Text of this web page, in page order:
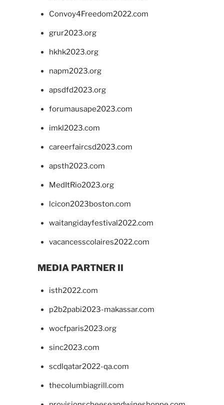
Convoy4Freedom2022.com
grur2023.org
hkhk2023.org
napm2023.org
apsdfd2023.org
forumausape2023.com
imkl2023.com
careerfaircsd2023.com
apsth2023.com
MedItRio2023.org
lcicon2023boston.com
waitangidayfestival2022.com
vacancesscolaires2022.com
MEDIA PARTNER II
isth2022.com
p2b2pabi2023-makassar.com
wocfparis2023.org
sinc2023.com
scdlqatar2022-qa.com
thecolumbiagrill.com